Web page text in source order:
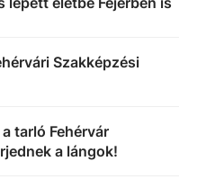
Szakképzési
tarló Fehérvár
a lángok!